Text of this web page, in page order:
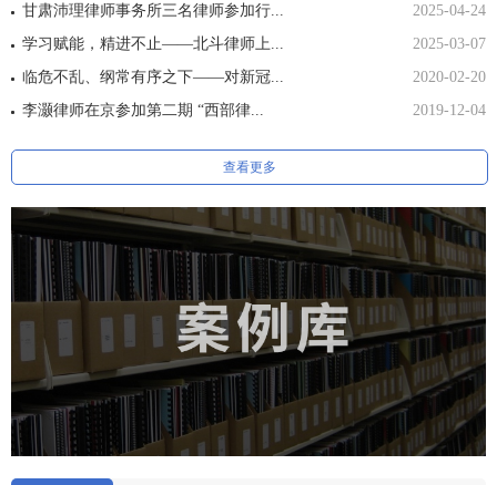
甘肃沛理律师事务所三名律师参加行...
2025-04-24
学习赋能，精进不止——北斗律师上...
2025-03-07
临危不乱、纲常有序之下——对新冠...
2020-02-20
李灏律师在京参加第二期 “西部律...
2019-12-04
查看更多